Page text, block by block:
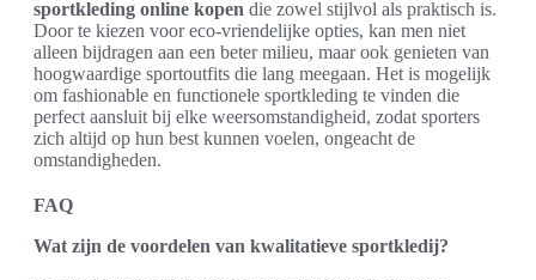
sportkleding online kopen die zowel stijlvol als praktisch is.
Door te kiezen voor eco-vriendelijke opties, kan men niet
alleen bijdragen aan een beter milieu, maar ook genieten van
hoogwaardige sportoutfits die lang meegaan. Het is mogelijk
om fashionable en functionele sportkleding te vinden die
perfect aansluit bij elke weersomstandigheid, zodat sporters
zich altijd op hun best kunnen voelen, ongeacht de
omstandigheden.
FAQ
Wat zijn de voordelen van kwalitatieve sportkledij?